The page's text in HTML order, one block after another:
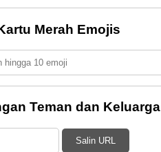
Merah Emojis
Teman dan
Salin URL